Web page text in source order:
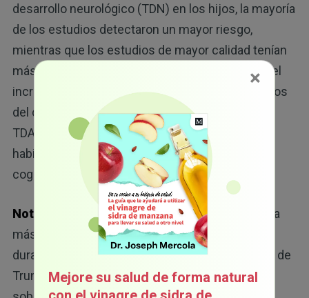
desarrollo neurológico (TDN) en los hijos, la mayoría
de los estudios detectaron un mayor riesgo,
mientras que los estudios de mayor calidad tenían
más probabilidades de detectar esta relación, y el
incremento dependió de la dosis.
Los trastornos
del desarrollo neurológico incluyeron autismo,
TDAH y otros que afectan el aprendizaje, las
habilidades sociales y motoras, la atención, la
cognición, las emociones y el comportamiento.
Nota:
Este estudio podría considerarse la prueba
más definitiva de que el Tylenol no es seguro
durante el embarazo y es el que utilizó el equipo de
Trump y RFK para respaldar su postura reciente
×
Mejore su salud de forma natural